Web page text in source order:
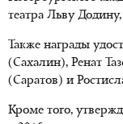
театра Льву Додину,
Также награды
(Сахалин), Ренат
(Саратов) и
Кроме того,